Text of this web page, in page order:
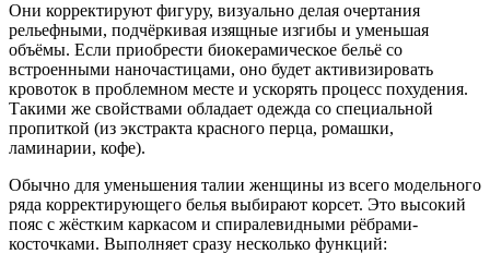
Они корректируют фигуру, визуально делая очертания
рельефными, подчёркивая изящные изгибы и уменьшая
объёмы. Если приобрести биокерамическое бельё со
встроенными наночастицами, оно будет активизировать
кровоток в проблемном месте и ускорять процесс похудения.
Такими же свойствами обладает одежда со специальной
пропиткой (из экстракта красного перца, ромашки,
ламинарии, кофе).
Обычно для уменьшения талии женщины из всего модельного
ряда корректирующего белья выбирают корсет. Это высокий
пояс с жёстким каркасом и спиралевидными рёбрами-
косточками. Выполняет сразу несколько функций: